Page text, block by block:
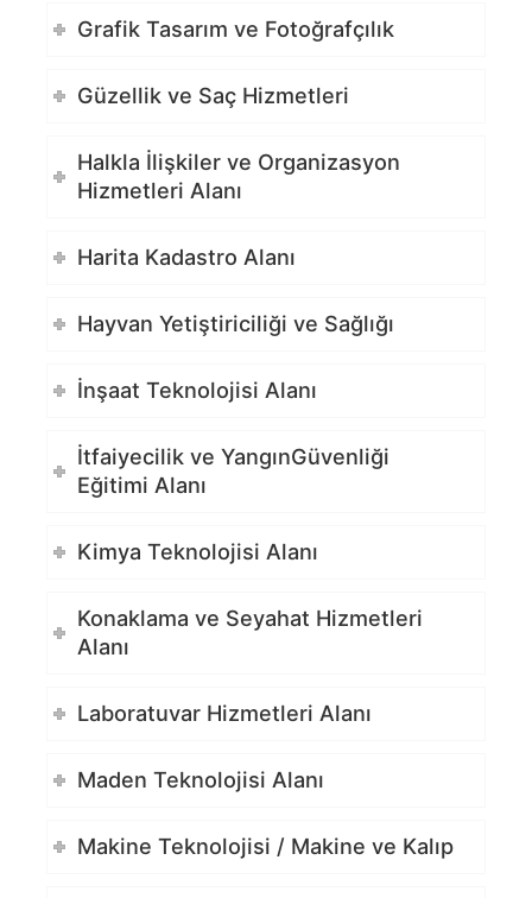
Grafik Tasarım ve Fotoğrafçılık
Güzellik ve Saç Hizmetleri
Halkla İlişkiler ve Organizasyon
Hizmetleri Alanı
Harita Kadastro Alanı
Hayvan Yetiştiriciliği ve Sağlığı
İnşaat Teknolojisi Alanı
İtfaiyecilik ve YangınGüvenliği
Eğitimi Alanı
Kimya Teknolojisi Alanı
Konaklama ve Seyahat Hizmetleri
Alanı
Laboratuvar Hizmetleri Alanı
Maden Teknolojisi Alanı
Makine Teknolojisi / Makine ve Kalıp